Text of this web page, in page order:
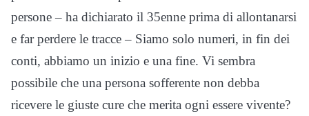
persone – ha dichiarato il 35enne prima di allontanarsi
e far perdere le tracce – Siamo solo numeri, in fin dei
conti, abbiamo un inizio e una fine. Vi sembra
possibile che una persona sofferente non debba
ricevere le giuste cure che merita ogni essere vivente?